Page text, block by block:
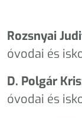
Rozsnyai
óvodai és
D. Polgár
óvodai és